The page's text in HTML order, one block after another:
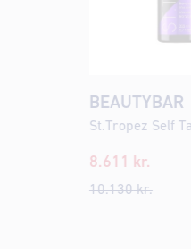
BEAUTYBAR
8.611 kr.
10.130kr.